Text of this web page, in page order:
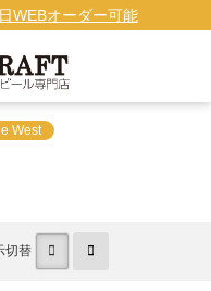
WEBオーダー可能
West
切替